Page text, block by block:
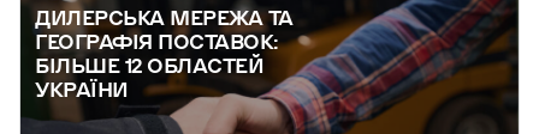
ДИЛЕРСЬКА МЕРЕЖА ТА
ГЕОГРАФІЯ ПОСТАВОК:
БІЛЬШЕ 12 ОБЛАСТЕЙ
УКРАЇНИ